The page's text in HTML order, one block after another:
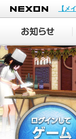
NEXON
【メ